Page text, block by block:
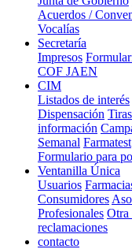
Acuerdos /
Vocalías
Secretaría
Impresos
COF JAEN
CIM
Listados de interés
Dispensación
información
Semanal Farmatest
Formulario para
Ventanilla Única
Usuarios
Consumidores
Profesionales Otra
reclamaciones
contacto